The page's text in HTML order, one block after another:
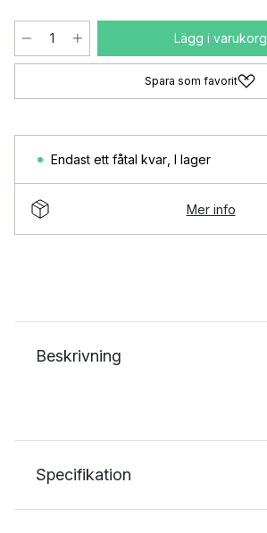
Lägg i varukorg
Spara som favorit
Endast ett fåtal kvar I lager
Mer info
Beskrivning
Specifikation